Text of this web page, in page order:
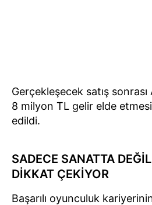
Gerçekleşecek satış sonrası
8 milyon TL gelir elde
edildi.
SADECE SANATTA
DİKKAT ÇEKİYOR
Başarılı oyunculuk